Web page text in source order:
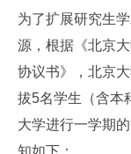
为了扩展研究生
源，根据《北京
协议书》，北京
拔5名学生（含本
大学进行一学期
知如下：